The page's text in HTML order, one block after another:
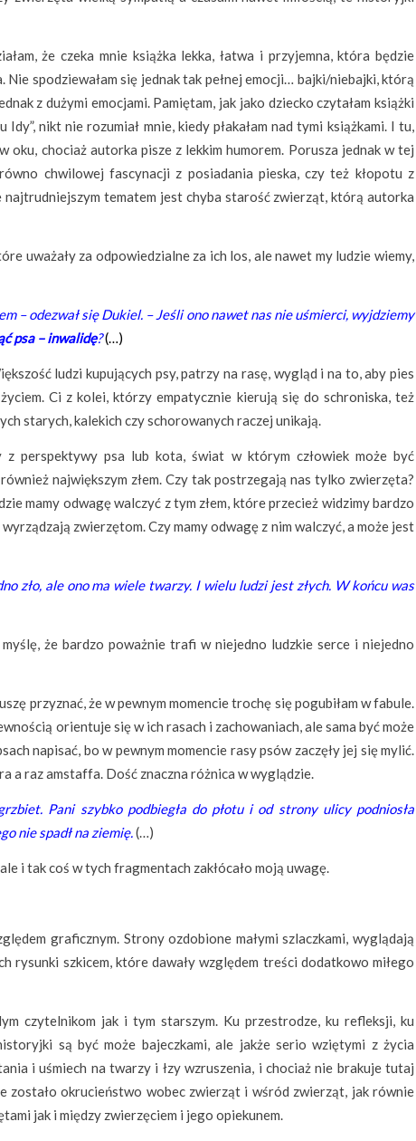
że czeka mnie książka lekka, łatwa i przyjemna, która będzie
spodziewałam się jednak tak pełnej emocji… bajki/niebajki, którą
z dużymi emocjami. Pamiętam, jak jako dziecko czytałam książki
Idy”, nikt nie rozumiał mnie, kiedy płakałam nad tymi książkami. I tu,
oku, chociaż autorka pisze z lekkim humorem. Porusza jednak w tej
chwilowej fascynacji z posiadania pieska, czy też kłopotu z
tematem jest chyba starość zwierząt, którą autorka
uważały za odpowiedzialne za ich los, ale nawet my ludzie wiemy,
– odezwał się Dukiel. – Jeśli ono nawet nas nie uśmierci, wyjdziemy
psa – inwalidę?(…)
ludzi kupujących psy, patrzy na rasę, wygląd i na to, aby pies
Ci z kolei, którzy empatycznie kierują się do schroniska, też
starych, kalekich czy schorowanych raczej unikają.
perspektywy psa lub kota, świat w którym człowiek może być
największym złem. Czy tak postrzegają nas tylko zwierzęta?
mamy odwagę walczyć z tym złem, które przecież widzimy bardzo
zwierzętom. Czy mamy odwagę z nim walczyć, a może jest
zło, ale ono ma wiele twarzy. I wielu ludzi jest złych. W końcu was
że bardzo poważnie trafi w niejedno ludzkie serce i niejedno
przyznać, że w pewnym momencie trochę się pogubiłam w fabule.
orientuje się w ich rasach i zachowaniach, ale sama być może
napisać, bo w pewnym momencie rasy psów zaczęły jej się mylić.
a raz amstaffa. Dość znaczna różnica w wyglądzie.
Pani szybko podbiegła do płotu i od strony ulicy podniosła
nie spadł na ziemię.(…)
i tak coś w tych fragmentach zakłócało moją uwagę.
graficznym. Strony ozdobione małymi szlaczkami, wyglądają
szkicem, które dawały względem treści dodatkowo miłego
czytelnikom jak i tym starszym. Ku przestrodze, ku refleksji, ku
są być może bajeczkami, ale jakże serio wziętymi z życia
i uśmiech na twarzy i łzy wzruszenia, i chociaż nie brakuje tutaj
okrucieństwo wobec zwierząt i wśród zwierząt, jak równie
jak i między zwierzęciem i jego opiekunem.